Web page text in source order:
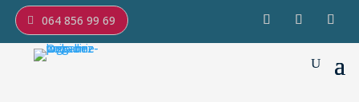
064 856 99 69